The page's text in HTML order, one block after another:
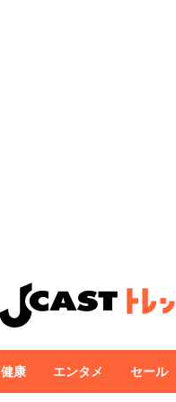
健康 エンタメ セール